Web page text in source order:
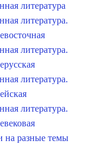
литература
литература.
литература.
литература.
литература.
на разные темы